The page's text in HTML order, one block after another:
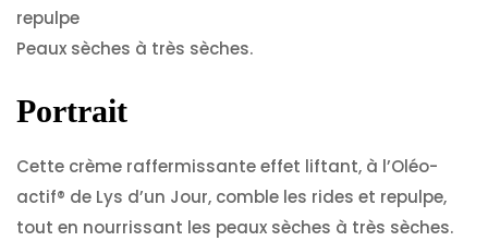
repulpe
Peaux sèches à très sèches.
Portrait
Cette crème raffermissante effet liftant, à l’Oléo-
actif® de Lys d’un Jour, comble les rides et repulpe,
tout en nourrissant les peaux sèches à très sèches.